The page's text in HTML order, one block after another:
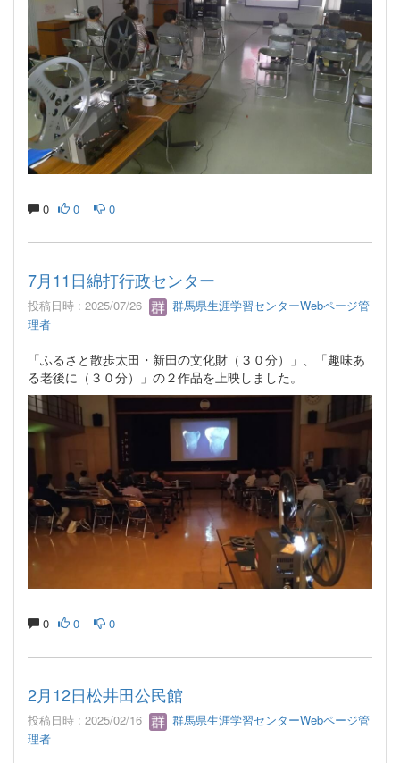
0 0 0
7月11日綿打行政センター
投稿日時 : 2025/07/26
群馬県生涯学習センターWebページ管
理者
「ふるさと散歩太田・新田の文化財（３０分）」、「趣味あ
る老後に（３０分）」の２作品を上映しました。
0 0 0
2月12日松井田公民館
投稿日時 : 2025/02/16
群馬県生涯学習センターWebページ管
理者